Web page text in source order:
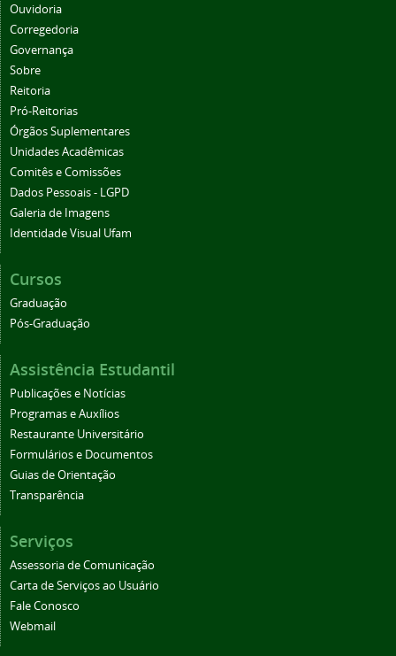
Ouvidoria
Corregedoria
Governança
Sobre
Reitoria
Pró-Reitorias
Órgãos Suplementares
Unidades Acadêmicas
Comitês e Comissões
Dados Pessoais - LGPD
Galeria de Imagens
Identidade Visual Ufam
Cursos
Graduação
Pós-Graduação
Assistência Estudantil
Publicações e Notícias
Programas e Auxílios
Restaurante Universitário
Formulários e Documentos
Guias de Orientação
Transparência
Serviços
Assessoria de Comunicação
Carta de Serviços ao Usuário
Fale Conosco
Webmail